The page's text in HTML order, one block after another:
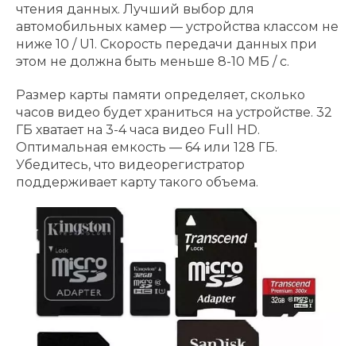
чтения данных. Лучший выбор для
автомобильных камер — устройства классом не
ниже 10 / U1. Скорость передачи данных при
этом не должна быть меньше 8-10 МБ / с.
Размер карты памяти определяет, сколько
часов видео будет храниться на устройстве. 32
ГБ хватает на 3-4 часа видео Full HD.
Оптимальная емкость — 64 или 128 ГБ.
Убедитесь, что видеорегистратор
поддерживает карту такого объема.